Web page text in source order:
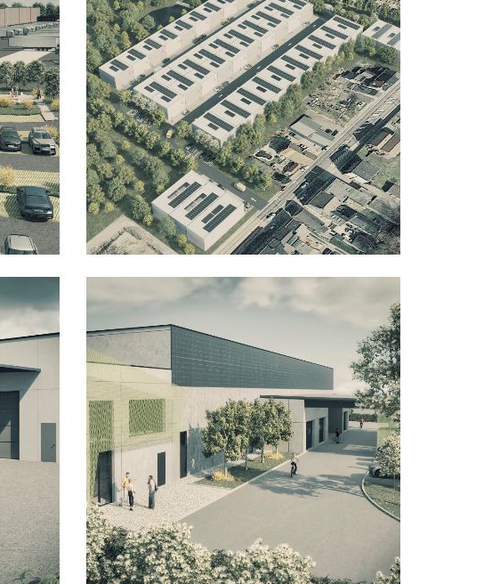
Bureaux Industriel
Bureaux Commercial Public